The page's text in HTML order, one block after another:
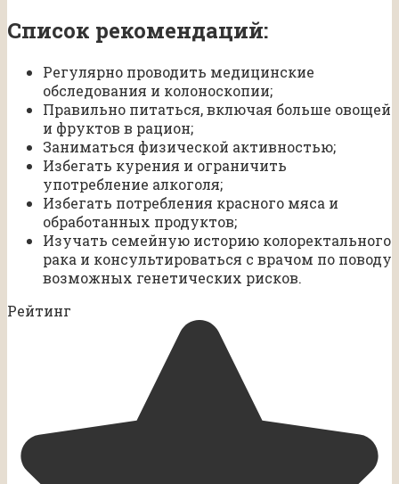
Список рекомендаций:
Регулярно проводить медицинские
обследования и колоноскопии;
Правильно питаться, включая больше овощей
и фруктов в рацион;
Заниматься физической активностью;
Избегать курения и ограничить
употребление алкоголя;
Избегать потребления красного мяса и
обработанных продуктов;
Изучать семейную историю колоректального
рака и консультироваться с врачом по поводу
возможных генетических рисков.
Рейтинг